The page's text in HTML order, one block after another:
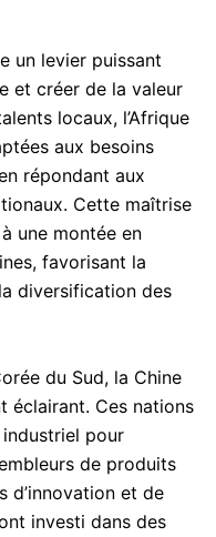
un levier puissant
et créer de la valeur
locaux, l’Afrique
aux besoins
répondant aux
Cette maîtrise
une montée en
favorisant la
diversification des
du Sud, la Chine
éclairant. Ces nations
pour
de produits
d’innovation et de
investi dans des